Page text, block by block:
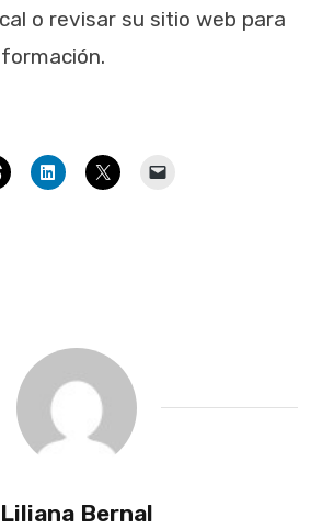
o revisar su sitio web para
Liliana Bernal